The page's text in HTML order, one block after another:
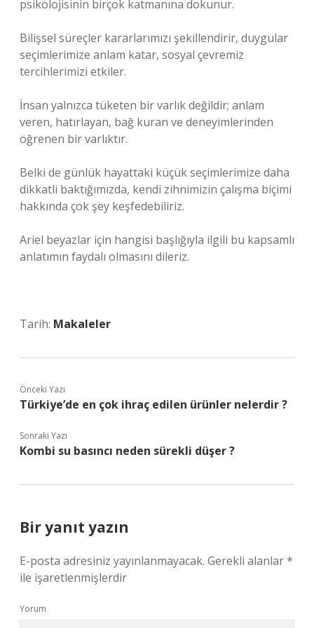
psikolojisinin birçok katmanına dokunur.
Bilişsel süreçler kararlarımızı şekillendirir, duygular
seçimlerimize anlam katar, sosyal çevremiz
tercihlerimizi etkiler.
İnsan yalnızca tüketen bir varlık değildir; anlam
veren, hatırlayan, bağ kuran ve deneyimlerinden
öğrenen bir varlıktır.
Belki de günlük hayattaki küçük seçimlerimize daha
dikkatli baktığımızda, kendi zihnimizin çalışma biçimi
hakkında çok şey keşfedebiliriz.
Ariel beyazlar için hangisi başlığıyla ilgili bu kapsamlı
anlatımın faydalı olmasını dileriz.
Tarih: Makaleler
Önceki Yazı
Türkiye’de en çok ihraç edilen ürünler nelerdir ?
Sonraki Yazı
Kombi su basıncı neden sürekli düşer ?
Bir yanıt yazın
E-posta adresiniz yayınlanmayacak. Gerekli alanlar*
ile işaretlenmişlerdir
Yorum